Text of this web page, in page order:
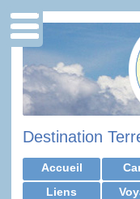
Destination
Accueil
Liens